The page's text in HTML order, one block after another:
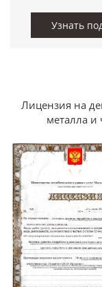
Узнать
Лицензия на
металла и